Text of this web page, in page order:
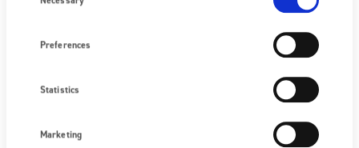
Preferences
Statistics
Marketing